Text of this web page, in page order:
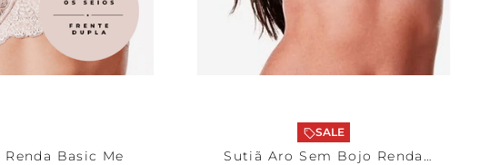
42
Basic Me
Bege
SALE
Sutiã Aro Sem Bojo Renda